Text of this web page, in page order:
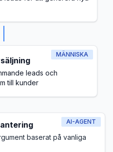
MÄNNISKA
leads och
till kunder
AI-AGENT
baserat på vanliga